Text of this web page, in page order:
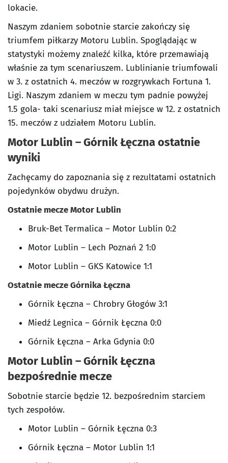
lokacie.
Naszym zdaniem sobotnie starcie zakończy się
triumfem piłkarzy Motoru Lublin. Spoglądając w
statystyki możemy znaleźć kilka, które przemawiają
właśnie za tym scenariuszem. Lublinianie triumfowali
w 3. z ostatnich 4. meczów w rozgrywkach Fortuna 1.
Ligi. Naszym zdaniem w meczu tym padnie powyżej
1.5 gola- taki scenariusz miał miejsce w 12. z ostatnich
15. meczów z udziałem Motoru Lublin.
Motor Lublin – Górnik Łęczna ostatnie
wyniki
Zachęcamy do zapoznania się z rezultatami ostatnich
pojedynków obydwu drużyn.
Ostatnie mecze Motor Lublin
Bruk-Bet Termalica – Motor Lublin 0:2
Motor Lublin – Lech Poznań 2 1:0
Motor Lublin – GKS Katowice 1:1
Ostatnie mecze Górnika Łęczna
Górnik Łęczna – Chrobry Głogów 3:1
Miedź Legnica – Górnik Łęczna 0:0
Górnik Łęczna – Arka Gdynia 0:0
Motor Lublin – Górnik Łęczna
bezpośrednie mecze
Sobotnie starcie będzie 12. bezpośrednim starciem
tych zespołów.
Motor Lublin – Górnik Łęczna 0:3
Górnik Łęczna – Motor Lublin 1:1